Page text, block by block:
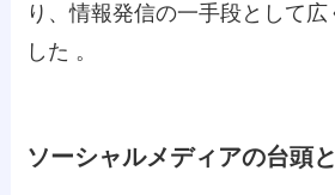
り、情報発信の一手段として広
した 。
ソーシャルメディアの台頭